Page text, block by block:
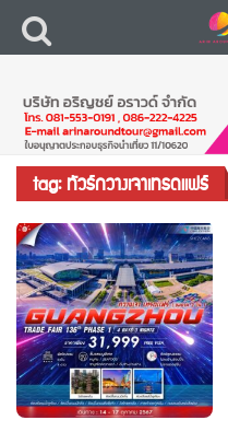
tag: ทัวร์กวางเจาเทรดแฟร์